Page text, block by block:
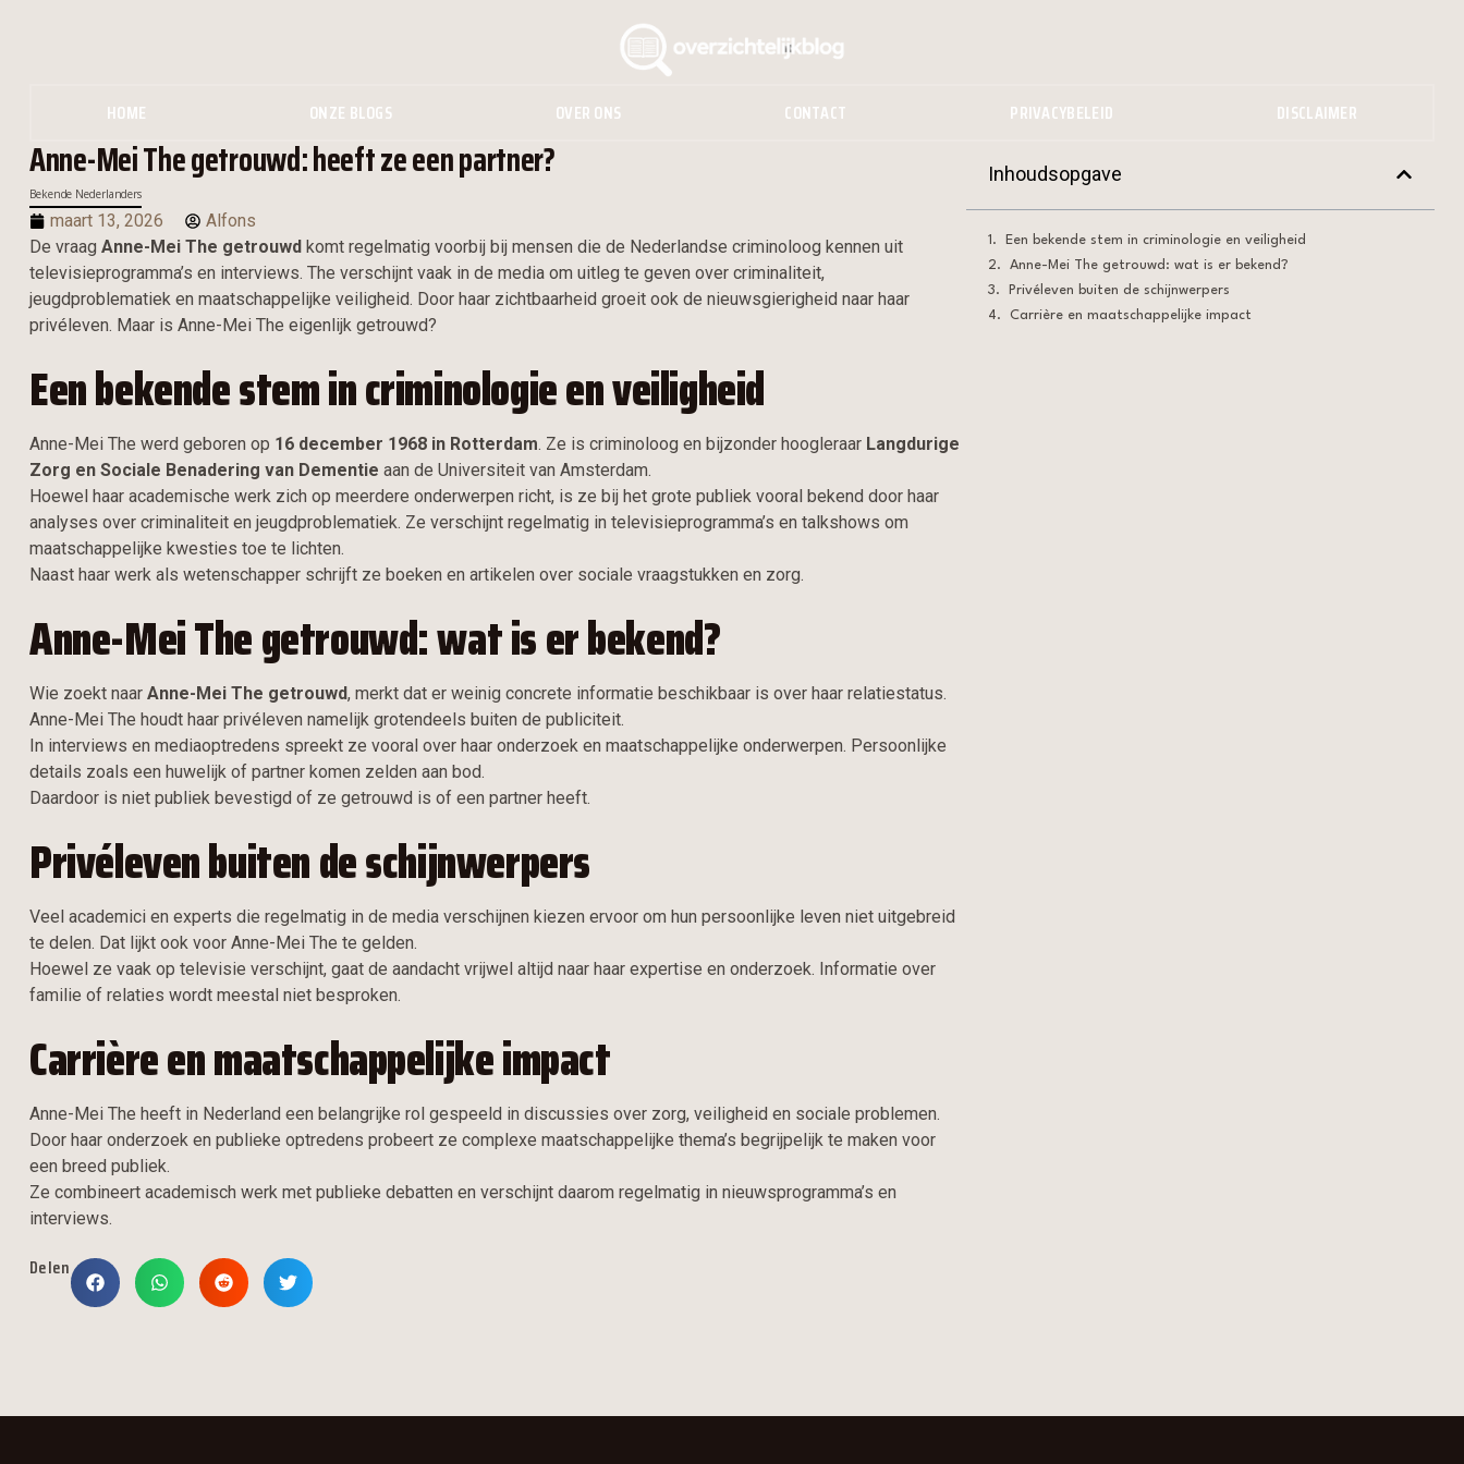
HOME ONZE BLOGS OVER ONS CONTACT PRIVACYBELEID DISCLAIMER
Anne-Mei The getrouwd: heeft ze een partner?
Bekende Nederlanders
maart 13, 2026
Alfons
De vraag Anne-Mei The getrouwd komt regelmatig voorbij bij mensen die de Nederlandse criminoloog kennen uit
televisieprogramma’s en interviews. The verschijnt vaak in de media om uitleg te geven over criminaliteit,
jeugdproblematiek en maatschappelijke veiligheid. Door haar zichtbaarheid groeit ook de nieuwsgierigheid naar haar
privéleven. Maar is Anne-Mei The eigenlijk getrouwd?
Een bekende stem in criminologie en veiligheid
Anne-Mei The werd geboren op 16 december 1968 in Rotterdam. Ze is criminoloog en bijzonder hoogleraar Langdurige
Zorg en Sociale Benadering van Dementie aan de Universiteit van Amsterdam.
Hoewel haar academische werk zich op meerdere onderwerpen richt, is ze bij het grote publiek vooral bekend door haar
analyses over criminaliteit en jeugdproblematiek. Ze verschijnt regelmatig in televisieprogramma’s en talkshows om
maatschappelijke kwesties toe te lichten.
Naast haar werk als wetenschapper schrijft ze boeken en artikelen over sociale vraagstukken en zorg.
Anne-Mei The getrouwd: wat is er bekend?
Wie zoekt naar Anne-Mei The getrouwd, merkt dat er weinig concrete informatie beschikbaar is over haar relatiestatus.
Anne-Mei The houdt haar privéleven namelijk grotendeels buiten de publiciteit.
In interviews en mediaoptredens spreekt ze vooral over haar onderzoek en maatschappelijke onderwerpen. Persoonlijke
details zoals een huwelijk of partner komen zelden aan bod.
Daardoor is niet publiek bevestigd of ze getrouwd is of een partner heeft.
Privéleven buiten de schijnwerpers
Veel academici en experts die regelmatig in de media verschijnen kiezen ervoor om hun persoonlijke leven niet uitgebreid
te delen. Dat lijkt ook voor Anne-Mei The te gelden.
Hoewel ze vaak op televisie verschijnt, gaat de aandacht vrijwel altijd naar haar expertise en onderzoek. Informatie over
familie of relaties wordt meestal niet besproken.
Carrière en maatschappelijke impact
Anne-Mei The heeft in Nederland een belangrijke rol gespeeld in discussies over zorg, veiligheid en sociale problemen.
Door haar onderzoek en publieke optredens probeert ze complexe maatschappelijke thema’s begrijpelijk te maken voor
een breed publiek.
Ze combineert academisch werk met publieke debatten en verschijnt daarom regelmatig in nieuwsprogramma’s en
interviews.
Delen
Inhoudsopgave
Een bekende stem in criminologie en veiligheid
Anne-Mei The getrouwd: wat is er bekend?
Privéleven buiten de schijnwerpers
Carrière en maatschappelijke impact